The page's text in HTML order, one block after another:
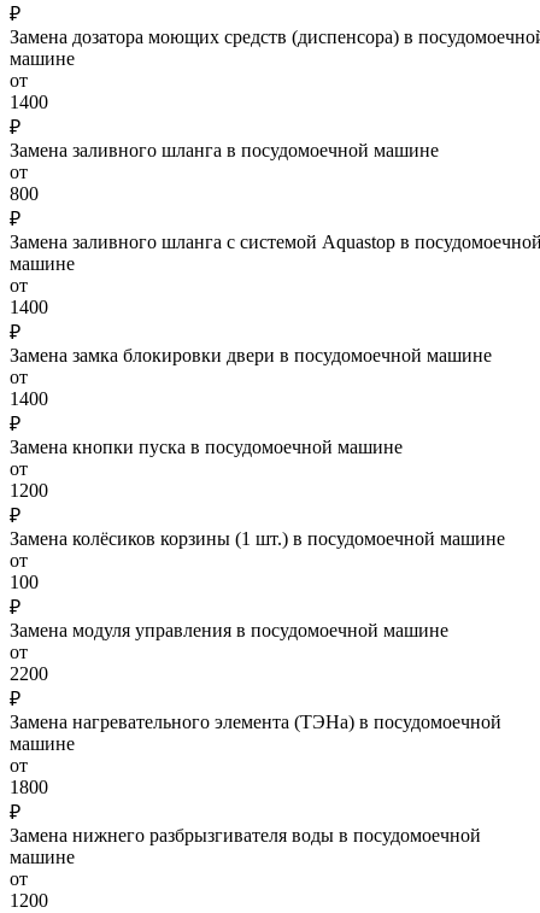
₽
Замена дозатора моющих средств (диспенсора) в
машине
от
1400
₽
Замена заливного шланга в посудомоечной машине
от
800
₽
Замена заливного шланга с системой Aquastop в
машине
от
1400
₽
Замена замка блокировки двери в посудомоечной машине
от
1400
₽
Замена кнопки пуска в посудомоечной машине
от
1200
₽
Замена колёсиков корзины (1 шт.) в посудомоечной машине
от
100
₽
Замена модуля управления в посудомоечной машине
от
2200
₽
Замена нагревательного элемента (ТЭНа) в посудомоечной
машине
от
1800
₽
Замена нижнего разбрызгивателя воды в посудомоечной
машине
от
1200